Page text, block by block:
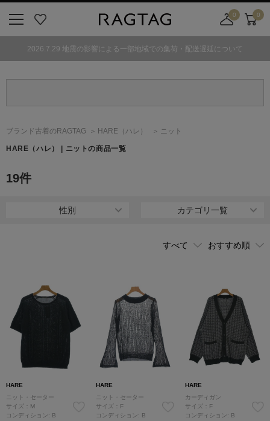
気
0
舗
カ
0
2026.7.29 地震の影響による一部地域での集荷・配送遅延について
ブランド古着のRAGTAG HARE （ハレ） ニット
HARE （ハレ） | ニットの商品一覧
19件
性別 カテゴリ一覧
HARE
ニット・セーター
サイズ：M
コンディション: B
HARE
ニット・セーター
サイズ：F
コンディション: B
HARE
カーディガン
サイズ：F
コンディション: B